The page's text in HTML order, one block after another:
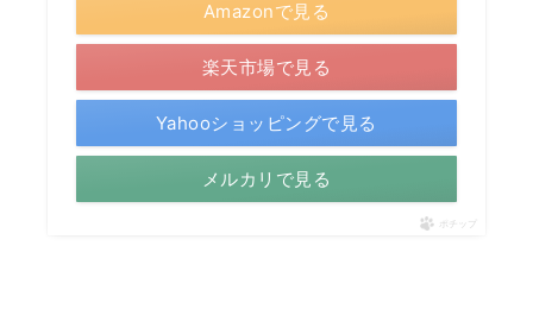
Amazonで見る
楽天市場で見る
Yahooショッピングで見る
メルカリで見る
ポチップ